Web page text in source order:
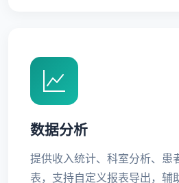
数据分析
提供收入统计、科室分析、患
表，支持自定义报表导出，辅